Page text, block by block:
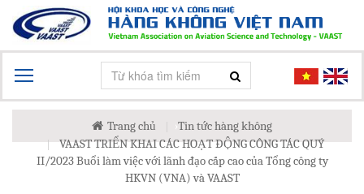
Trang chủ
Tin tức hàng không
›VAAST TRIỂN KHAI CÁC HOẠT ĐỘNG CÔNG TÁC QUÝ
II/2023 Buổi làm việc với lãnh đạo cấp cao của Tổng công ty
HKVN (VNA) và VAAST